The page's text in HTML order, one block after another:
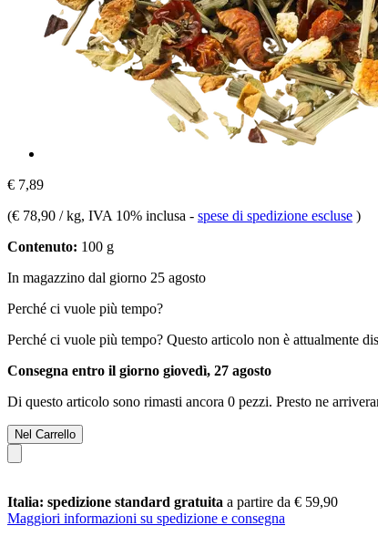
€ 7,89
(€ 78,90 / kg, IVA 10% inclusa - spese di spedizione escluse )
Contenuto: 100 g
In magazzino dal giorno 25 agosto
Perché ci vuole più tempo?
Perché ci vuole più tempo? Questo articolo non è attualmente
Consegna entro il giorno giovedì, 27 agosto
Di questo articolo sono rimasti ancora 0 pezzi. Presto ne
Nel Carrello
Italia: spedizione standard gratuita a partire da € 59,90
Maggiori informazioni su spedizione e consegna